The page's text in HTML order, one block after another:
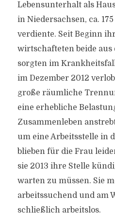
Lebensunterhalt als
in Niedersachsen, ca.
verdiente. Seit Beginn
wirtschafteten beide aus
sorgten im
im Dezember 2012
große räumliche
eine erhebliche
Zusammenleben
um eine Arbeitsstelle in
blieben für die Frau
sie 2013 ihre Stelle
warten zu müssen. Sie
arbeitssuchend und am
schließlich arbeitslos.